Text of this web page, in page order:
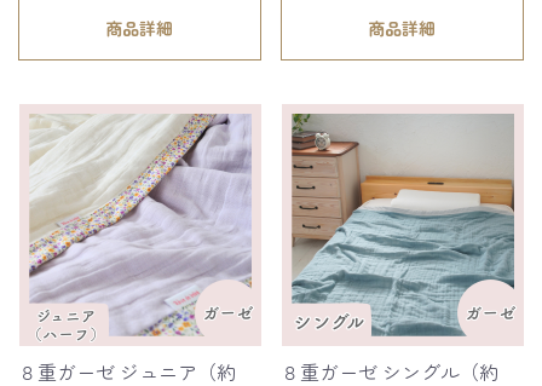
商品詳細 商品詳細
８重ガーゼ ジュニア（約 ８重ガーゼ シングル（約